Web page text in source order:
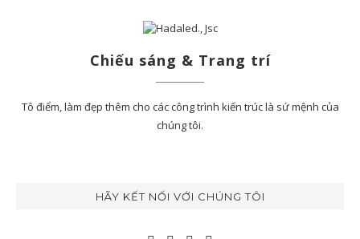
Chiếu sáng & Trang trí
Tô điểm, làm đẹp thêm cho các công trình kiến trúc là sứ mệnh của
chúng tôi.
HÃY KẾT NỐI VỚI CHÚNG TÔI